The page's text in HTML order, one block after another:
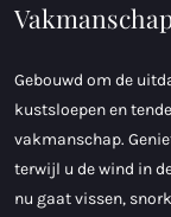
Gebouwd om de
kustsloepen en
vakmanschap.
terwijl u de wind in
nu gaat vissen,